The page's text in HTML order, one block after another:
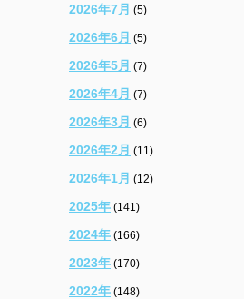
2026年7月 (5)
2026年6月 (5)
2026年5月 (7)
2026年4月 (7)
2026年3月 (6)
2026年2月 (11)
2026年1月 (12)
2025年 (141)
2024年 (166)
2023年 (170)
2022年 (148)